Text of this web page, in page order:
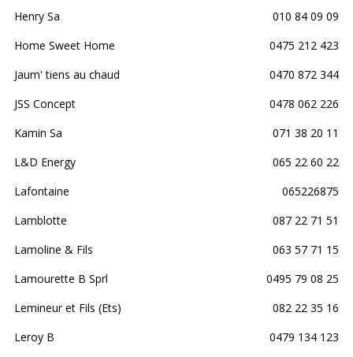
Henry Sa
010 84 09 09
Home Sweet Home
0475 212 423
Jaum' tiens au chaud
0470 872 344
JSS Concept
0478 062 226
Kamin Sa
071 38 20 11
L&D Energy
065 22 60 22
Lafontaine
065226875
Lamblotte
087 22 71 51
Lamoline & Fils
063 57 71 15
Lamourette B Sprl
0495 79 08 25
Lemineur et Fils (Ets)
082 22 35 16
Leroy B
0479 134 123